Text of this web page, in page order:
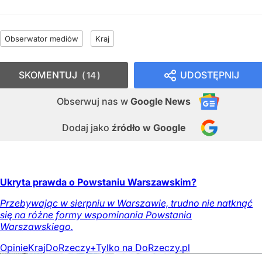
Obserwator mediów Kraj
UDOSTĘPNIJ
Obserwuj nas w Google News
Dodaj jako źródło w Google
SKOMENTUJ 14
Ukryta prawda o Powstaniu Warszawskim?
Przebywając w sierpniu w Warszawie, trudno nie natknąć
się na różne formy wspominania Powstania
Warszawskiego.
OpinieKrajDoRzeczy+Tylko na DoRzeczy.pl